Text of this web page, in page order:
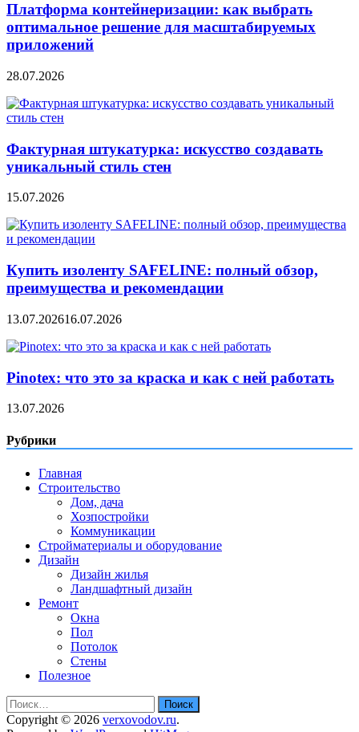
Платформа контейнеризации: как выбрать
оптимальное решение для масштабируемых
приложений
28.07.2026
Фактурная штукатурка: искусство создавать
уникальный стиль стен
15.07.2026
Купить изоленту SAFELINE: полный обзор,
преимущества и рекомендации
13.07.202616.07.2026
Pinotex: что это за краска и как с ней работать
13.07.2026
Рубрики
Главная
Строительство
Дом, дача
Хозпостройки
Коммуникации
Стройматериалы и оборудование
Дизайн
Дизайн жилья
Ландшафтный дизайн
Ремонт
Окна
Пол
Потолок
Стены
Полезное
Найти:
Copyright © 2026 verxovodov.ru.